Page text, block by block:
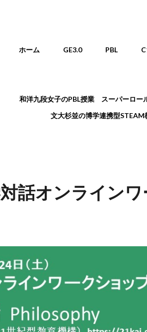
メインメニュー
ホーム GE3.0 PBL
和洋九段女子のPBL授業 スーパーロー
文大杉並の博学連携型STEAM
話オンラインワ